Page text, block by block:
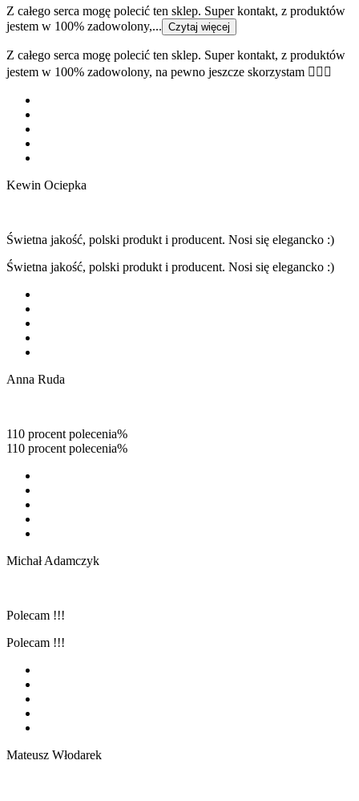
Z całego serca mogę polecić ten sklep. Super kontakt, z produktów
jestem w 100% zadowolony,... Czytaj więcej
Z całego serca mogę polecić ten sklep. Super kontakt, z produktów
jestem w 100% zadowolony, na pewno jeszcze skorzystam 👍🏻😁
Kewin Ociepka
Świetna jakość, polski produkt i producent. Nosi się elegancko :)
Świetna jakość, polski produkt i producent. Nosi się elegancko :)
Anna Ruda
110 procent polecenia%
110 procent polecenia%
Michał Adamczyk
Polecam !!!
Polecam !!!
Mateusz Włodarek